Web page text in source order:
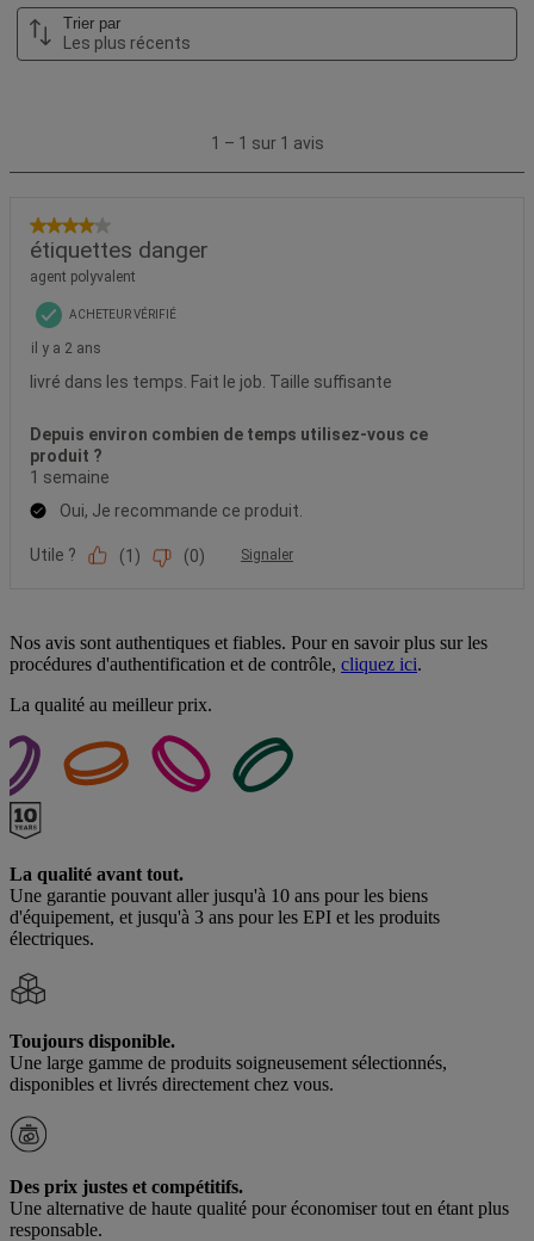
Nos avis sont authentiques et fiables. Pour en savoir plus sur les
procédures d'authentification et de contrôle, cliquez ici.
La qualité au meilleur prix.
La qualité avant tout.
Une garantie pouvant aller jusqu'à 10 ans pour les biens
d'équipement, et jusqu'à 3 ans pour les EPI et les produits
électriques.
Toujours disponible.
Une large gamme de produits soigneusement sélectionnés,
disponibles et livrés directement chez vous.
Des prix justes et compétitifs.
Une alternative de haute qualité pour économiser tout en étant plus
responsable.